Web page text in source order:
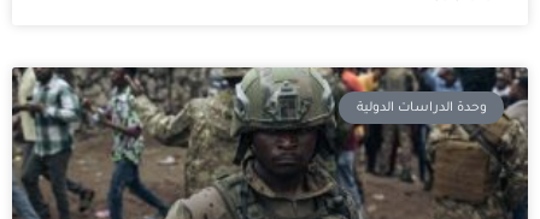
وحدة الدراسات الدولية